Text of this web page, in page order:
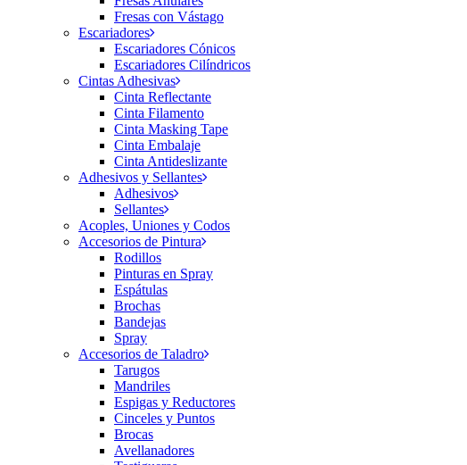
Fresas con Vástago
Escariadores
Escariadores Cónicos
Escariadores Cilíndricos
Cintas Adhesivas
Cinta Reflectante
Cinta Filamento
Cinta Masking Tape
Cinta Embalaje
Cinta Antideslizante
Adhesivos y Sellantes
Adhesivos
Sellantes
Acoples, Uniones y Codos
Accesorios de Pintura
Rodillos
Pinturas en Spray
Espátulas
Brochas
Bandejas
Spray
Accesorios de Taladro
Tarugos
Mandriles
Espigas y Reductores
Cinceles y Puntos
Brocas
Avellanadores